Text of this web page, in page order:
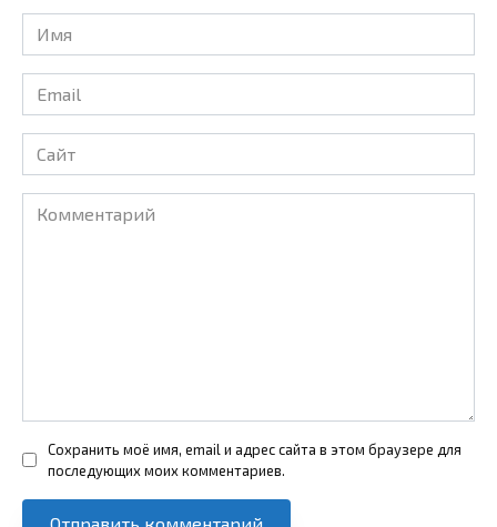
Имя
*
Email
*
Сайт
Комментарий
Сохранить моё имя, email и адрес сайта в этом браузере для
последующих моих комментариев.